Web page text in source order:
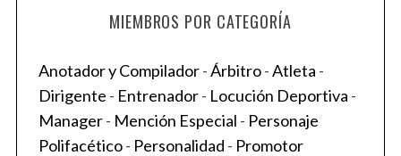
MIEMBROS POR CATEGORÍA
Anotador y Compilador-Árbitro-Atleta -
Dirigente - Entrenador- Locución Deportiva -
Manager- Mención Especial - Personaje
Polifacético- Personalidad - Promotor